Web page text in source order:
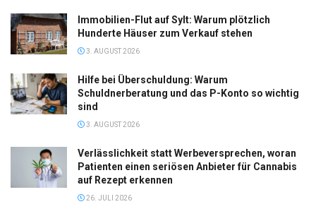
Immobilien-Flut auf Sylt: Warum plötzlich
Hunderte Häuser zum Verkauf stehen
3. AUGUST 2026
Hilfe bei Überschuldung: Warum
Schuldnerberatung und das P-Konto so wichtig
sind
3. AUGUST 2026
Verlässlichkeit statt Werbeversprechen, woran
Patienten einen seriösen Anbieter für Cannabis
auf Rezept erkennen
26. JULI 2026